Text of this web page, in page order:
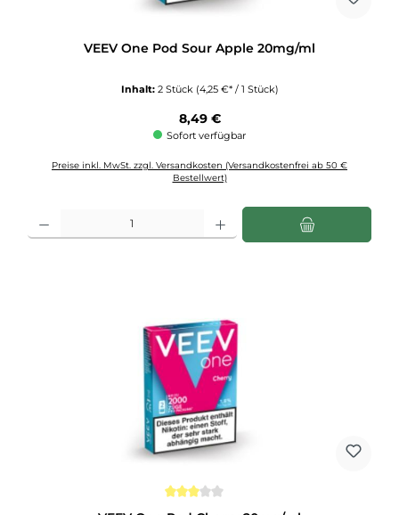
VEEV One Pod Sour Apple 20mg/ml
Inhalt: 2 Stück (4,25 €* / 1 Stück)
Regulärer Preis:
8,49 €
Sofort verfügbar
Preise inkl. MwSt. zzgl. Versandkosten (Versandkostenfrei ab 50 €
Bestellwert)
Produkt Anzahl: Gib den gewünschten Wert ein oder benutze die Schaltflächen